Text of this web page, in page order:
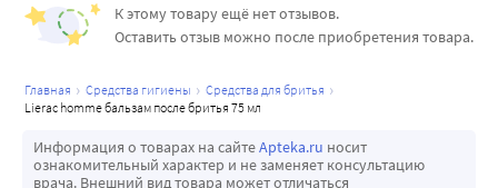
К этому товару ещё нет отзывов.
Оставить отзыв можно после приобретения товара.
главная средства гигиены
средства для бритья
lierac homme бальзам после бритья 75 мл
Информация о товарах на сайтеApteka.ru носит
ознакомительный характер и не заменяет консультацию
врача. Внешний вид товара может отличаться